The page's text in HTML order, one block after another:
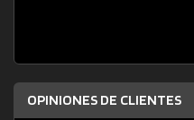
OPINIONES DE CLIENTES